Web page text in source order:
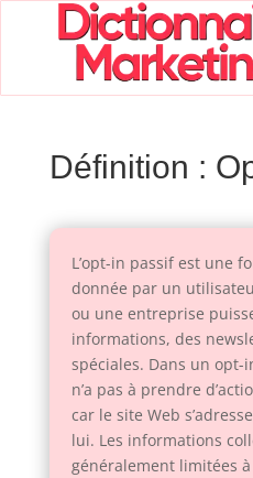
Définition :
L’opt-in passif est une
donnée par un
ou une entreprise
informations, des
spéciales. Dans un opt-
n’a pas à prendre
car le site Web
lui. Les informations
généralement limitées à